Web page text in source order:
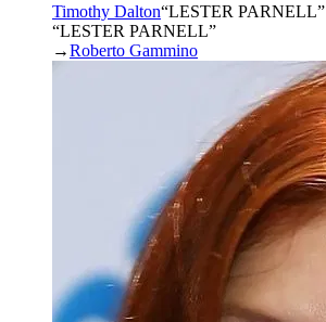
Timothy Dalton“LESTER PARNELL”
“LESTER PARNELL”
→Roberto Gammino